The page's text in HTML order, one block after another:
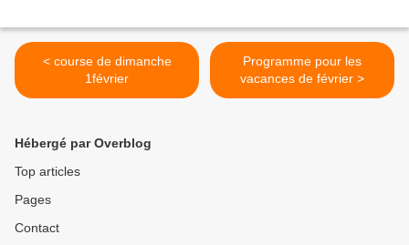
< course de dimanche
1février
Programme pour les
vacances de février >
Hébergé par Overblog
Top articles
Pages
Contact